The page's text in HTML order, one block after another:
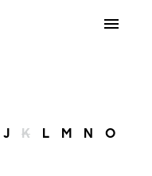
J K L M N O